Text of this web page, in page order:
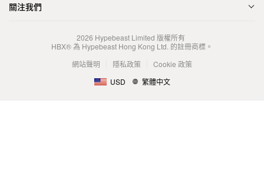
關注我們
2026 Hypebeast Limited 版權所有
HBX® 為 Hypebeast Hong Kong Ltd. 的註冊商標。
網站聲明
隱私政策
Cookie 政策
USD
繁體中文